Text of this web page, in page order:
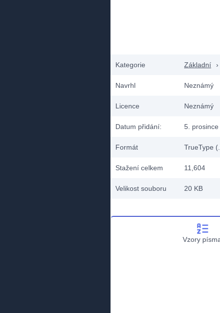
Kategorie Základní ›
Navrhl Neznámý
Licence Neznámý
Datum přidání: 5.
Formát TrueType
Stažení celkem 11,604
Velikost souboru 20 KB
Vzory